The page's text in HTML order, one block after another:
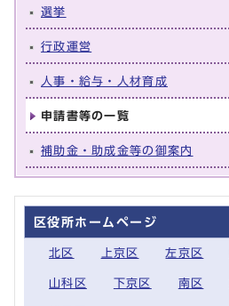
選挙
行政運営
人事・給与・人材育成
申請書等の一覧
補助金・助成金等の御案内
区役所ホームページ
北区 上京区 左京区
山科区 下京区 南区